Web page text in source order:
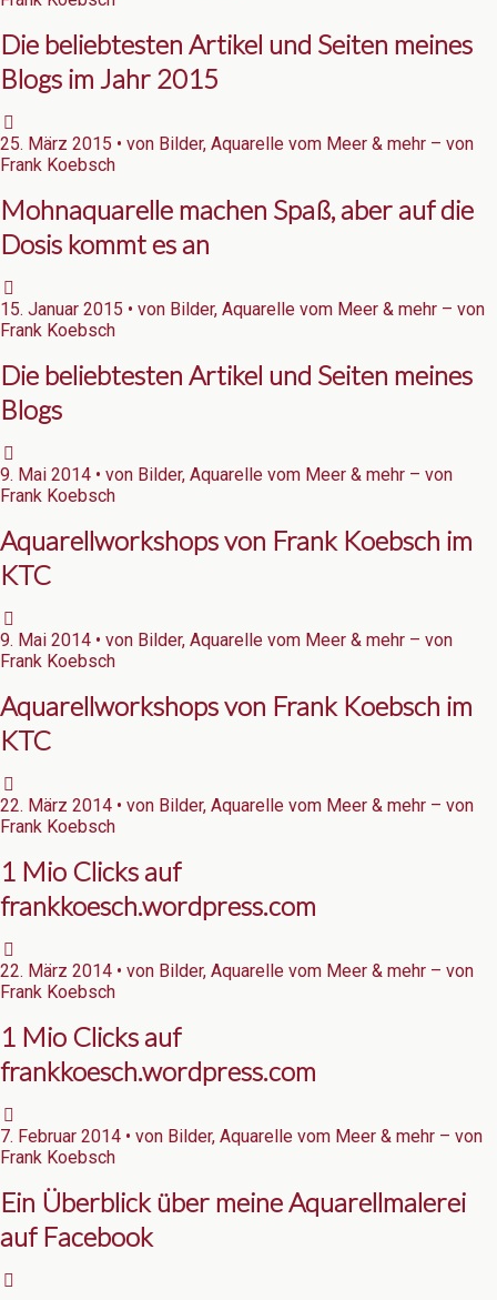
Die beliebtesten Artikel und Seiten meines
Blogs im Jahr 2015
25. März 2015 • von Bilder, Aquarelle vom Meer & mehr – von
Frank Koebsch
Mohnaquarelle machen Spaß, aber auf die
Dosis kommt es an
15. Januar 2015 • von Bilder, Aquarelle vom Meer & mehr – von
Frank Koebsch
Die beliebtesten Artikel und Seiten meines
Blogs
9. Mai 2014 • von Bilder, Aquarelle vom Meer & mehr – von
Frank Koebsch
Aquarellworkshops von Frank Koebsch im
KTC
9. Mai 2014 • von Bilder, Aquarelle vom Meer & mehr – von
Frank Koebsch
Aquarellworkshops von Frank Koebsch im
KTC
22. März 2014 • von Bilder, Aquarelle vom Meer & mehr – von
Frank Koebsch
1 Mio Clicks auf
frankkoesch.wordpress.com
22. März 2014 • von Bilder, Aquarelle vom Meer & mehr – von
Frank Koebsch
1 Mio Clicks auf
frankkoesch.wordpress.com
7. Februar 2014 • von Bilder, Aquarelle vom Meer & mehr – von
Frank Koebsch
Ein Überblick über meine Aquarellmalerei
auf Facebook